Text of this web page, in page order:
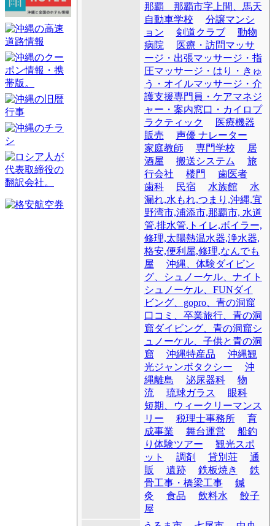
那覇 那覇市字上間、馬天
自動車学校
分譲マンシ
ョン
剣道クラブ
動物
病院
医療・訪問マッサ
ージ・出張マッサージ・指
圧マッサージ・はり・きゅ
う・オイルマッサージ・介
護支援専門員・ケアマネジ
ャー・案内窓口・カイロプ
ラクティック
医療機器
販売
声優 ナレーター
家庭教師
専門学校
居
酒屋
搬送システム
旅
行会社
楼門
歯医者
歯科
民宿 水族館
水
漏れ,水もれ,つまり,沖縄,宜
野湾市,浦添市,那覇市, 水道
管,排水管,トイレ,ボイラー,
修理,太陽熱温水器,浄水器,
格安,便利屋,修理,なんでも
屋
沖縄、体験ダイビン
グ、シュノーケル、ナイト
シュノーケル、FUNダイ
ビング、gopro、青の洞窟
口コミ、卒業旅行、青の洞
窟ダイビング、青の洞窟シ
ュノーケル、子供と青の洞
窟
沖縄特産品
沖縄観
光ジャンボタクシー
沖
縄離島
泌尿器科
物
流
琉球ガラス
眼科
短期、ウィークリーマンス
リー
税理士事務所
育
成事業
舞台運営
船釣
り体験ツアー
観光スポ
ット
調剤 貸別荘
通
販
遺跡 鉄板焼き
鉄
骨工事・橋梁工事
鍼
灸
食品 飲料水
餃子
屋